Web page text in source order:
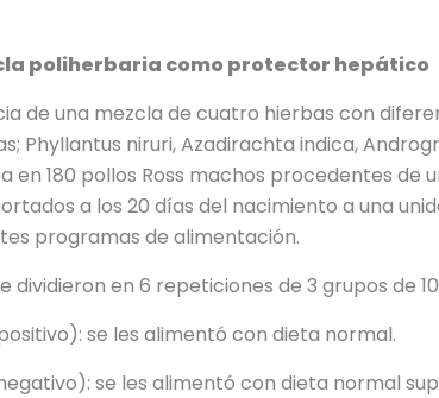
poliherbaria como protector hepático
de una mezcla de cuatro hierbas con
Phyllantus niruri, Azadirachta indica,
en 180 pollos Ross machos procedentes de
a los 20 días del nacimiento a una
programas de alimentación.
dividieron en 6 repeticiones de 3 grupos de
se les alimentó con dieta normal.
se les alimentó con dieta normal